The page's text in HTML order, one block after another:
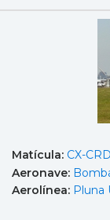
Matícula: CX-CRD
Aeronave:
Aerolínea: Pluna